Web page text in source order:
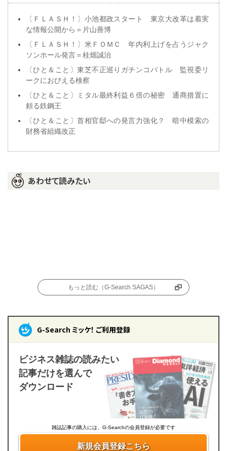
〔ＦＬＡＳＨ！〕小池都政スタート 東京大改革は着実
な情報公開から＝片山善博
〔ＦＬＡＳＨ！〕米ＦＯＭＣ 年内利上げを占うジャク
ソンホール発言＝桂畑誠治
〔ひと＆こと〕東芝不正巡りガチンコバトル 監視委リ
ークにおびえる検察
〔ひと＆こと〕ミタル最終利益６倍の秘密 通商措置に
頼る鉄鋼王
〔ひと＆こと〕首相官邸への発言力強化？ 暗中模索の
財務省組織改正
あわせて読みたい
もっと読む（G-Search SAGAS）
G-Search ミッケ！ ご利用登録
ビジネス雑誌の読みたい
記事だけを選んで
ダウンロード
雑誌記事の購入には、G-Searchの会員登録が必要です
新規会員登録こちら